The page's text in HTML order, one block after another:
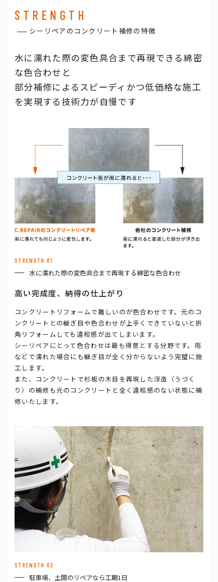
STRENGTH
シーリペアのコンクリート補修の特徴
水に濡れた際の変色具合まで再現できる綿密
な色合わせと
部分補修によるスピーディかつ低価格な施工
を実現する技術力が自慢です
STRENGTH 01
水に濡れた際の変色具合まで再現する綿密な色合わせ
高い完成度、納得の仕上がり
コンクリートリフォームで難しいのが色合わせです。元のコ
ンクリートとの継ぎ目や色合わせが上手くできていないと折
角リフォームしても違和感が出てしまいます。
シーリペアにとって色合わせは最も得意とする分野です。雨
などで濡れた場合にも継ぎ目が全く分からないよう完璧に施
工します。
また、コンクリートで杉板の木目を再現した浮造（うづく
り）の補修も元のコンクリートと全く違和感のない状態に補
修いたします。
STRENGTH 02
駐車場、土間のリペアなら工期1日